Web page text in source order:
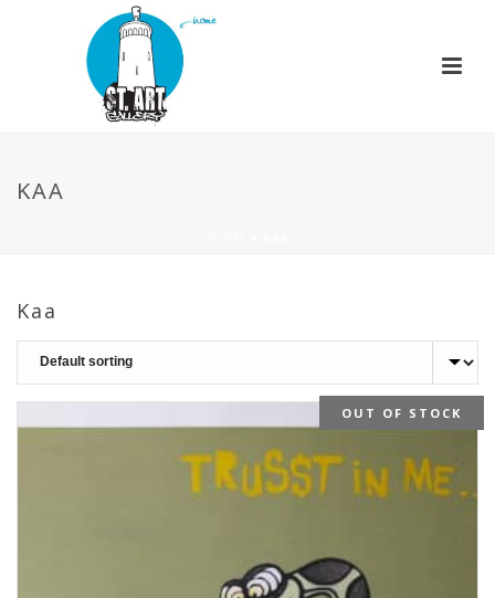
KAA
Kaa
OUT OF STOCK